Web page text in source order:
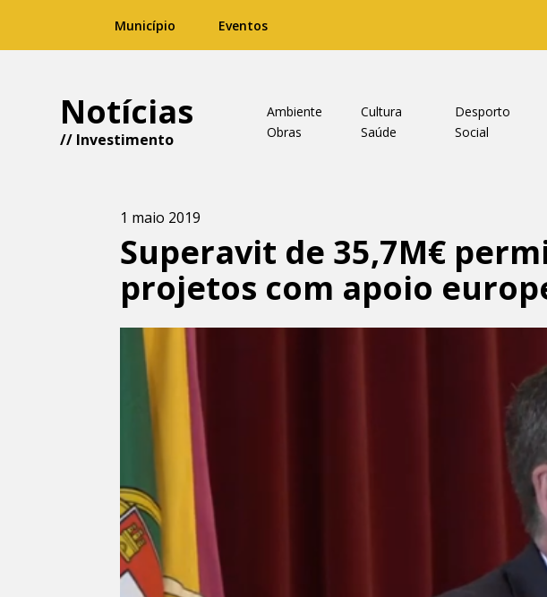
Município Eventos
Notícias
// Investimento
Ambiente Cultura Desporto
Obras
Saúde Social
1 maio 2019
Superavit de 35,7M€
projetos com apoio